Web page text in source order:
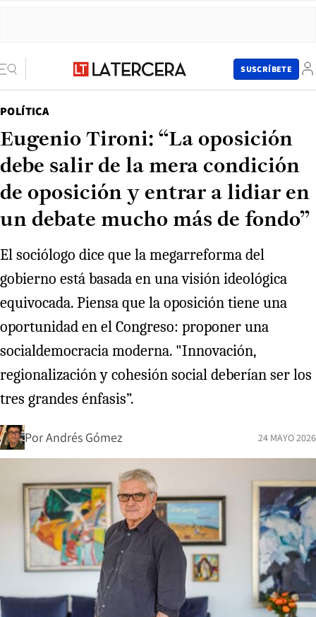
SUSCRÍBETE
POLÍTICA
Eugenio Tironi: “La oposición
debe salir de la mera condición
de oposición y entrar a lidiar en
un debate mucho más de fondo”
El sociólogo dice que la megarreforma del
gobierno está basada en una visión ideológica
equivocada. Piensa que la oposición tiene una
oportunidad en el Congreso: proponer una
socialdemocracia moderna. "Innovación,
regionalización y cohesión social deberían ser los
tres grandes énfasis”.
PorAndrés Gómez 24 MAYO 2026